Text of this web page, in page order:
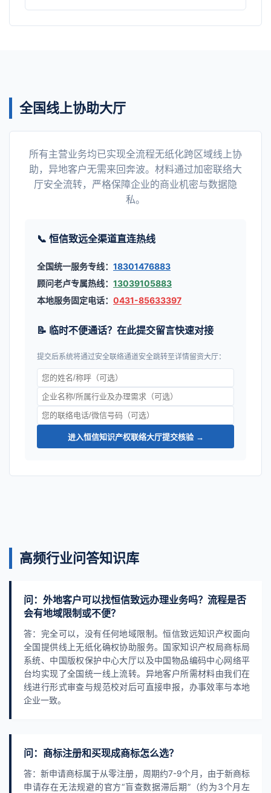
全国线上协助大厅
所有主营业务均已实现全流程无纸化跨区域线上协
助，异地客户无需来回奔波。材料通过加密联络大
厅安全流转，严格保障企业的商业机密与数据隐
私。
📞 恒信致远全渠道直连热线
全国统一服务专线： 18301476883
顾问老卢专属热线： 13039105883
本地服务固定电话： 0431-85633397
📝 临时不便通话？在此提交留言快速对接
提交后系统将通过安全联络通道安全跳转至详情留资大厅：
进入恒信知识产权联络大厅提交核验 →
高频行业问答知识库
问：外地客户可以找恒信致远办理业务吗？流程是否
会有地域限制或不便？
答：完全可以，没有任何地域限制。恒信致远知识产权面向
全国提供线上无纸化确权协助服务。国家知识产权局商标局
系统、中国版权保护中心大厅以及中国物品编码中心网络平
台均实现了全国统一线上流转。异地客户所需材料由我们在
线进行形式审查与规范校对后可直接申报，办事效率与本地
企业一致。
问：商标注册和买现成商标怎么选？
答：新申请商标属于从零注册，周期约7-9个月，由于新商标
申请存在无法规避的官方“盲查数据滞后期”（约为3个月左